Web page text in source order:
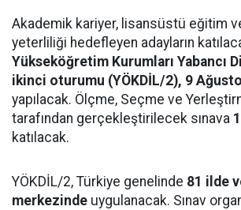
Akademik kariyer, lisansüstü eğitim
yeterliliği hedefleyen adayların
Yükseköğretim Kurumları Yabancı Dil
ikinci oturumu (YÖKDİL/2), 9
yapılacak. Ölçme, Seçme ve
tarafından gerçekleştirilecek sınava
katılacak.
YÖKDİL/2, Türkiye genelinde 81 ilde
merkezinde uygulanacak. Sınav